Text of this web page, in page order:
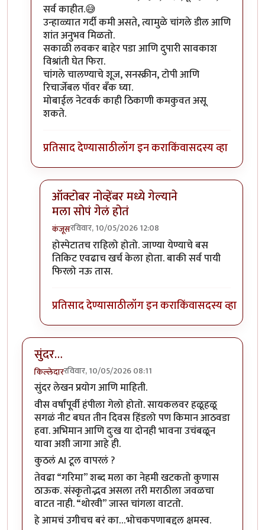
सर्व काहीत.😅
उन्हाळ्यात गर्दी कमी असते, त्यामुळे चांगले डील आणि
शांत अनुभव मिळतो.
सकाळी लवकर बाहेर पडा आणि दुपारी सावकाश
विश्रांती घेत फिरा.
चांगले चालण्याचे शूज, सनस्क्रीन, टोपी आणि
रिचार्जेबल पॉवर बँक घ्या.
मोबाईल नेटवर्क काही ठिकाणी कमकुवत असू
शकते.
प्रतिसाद देण्यासाठीलॉग इन कराकिंवासदस्य व्हा
ऑक्टोबर नोव्हेंबर मध्ये गेल्याने
मला सोपं गेलं होतं
कंजूसरविवार, 10/05/2026 12:08
In reply toनाही फक्त हंपी(अडीच दिवस)…by
होस्पेटातच राहिलो होतो. जाण्या येण्याचे बस
तिकिट एवढाच खर्च केला होता. बाकी सर्व पायी
फिरलो नऊ तास.
प्रतिसाद देण्यासाठीलॉग इन कराकिंवासदस्य व्हा
सुंदर…
किल्लेदाररविवार, 10/05/2026 08:11
सुंदर लेखन प्रयोग आणि माहिती.
वीस वर्षांपूर्वी हंपीला गेलो होतो. सायकलवर हळूहळू
सगळं नीट बघत तीन दिवस हिंडलो पण किमान आठवडा
हवा. अभिमान आणि दुःख या दोनही भावना उचंबळून
यावा अशी जागा आहे ही.
कुठलं AI टूल वापरलं ?
तेवढा “गरिमा” शब्द मला का नेहमी खटकतो कुणास
ठाऊक. संस्कृतोद्भव असला तरी मराठीला जवळचा
वाटत नाही. “थोरवी” जास्त चांगला वाटतो.
हे आमचं उगीचच बरं का…भोचकपणाबद्दल क्षमस्व.